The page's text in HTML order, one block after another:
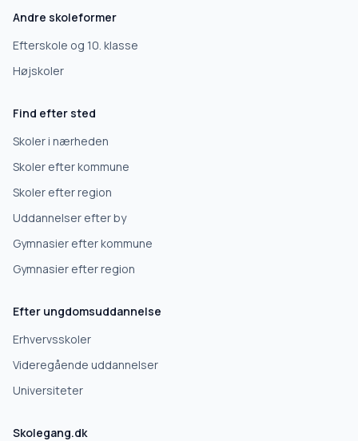
Andre skoleformer
Efterskole og 10. klasse
Højskoler
Find efter sted
Skoler i nærheden
Skoler efter kommune
Skoler efter region
Uddannelser efter by
Gymnasier efter kommune
Gymnasier efter region
Efter ungdomsuddannelse
Erhvervsskoler
Videregående uddannelser
Universiteter
Skolegang.dk